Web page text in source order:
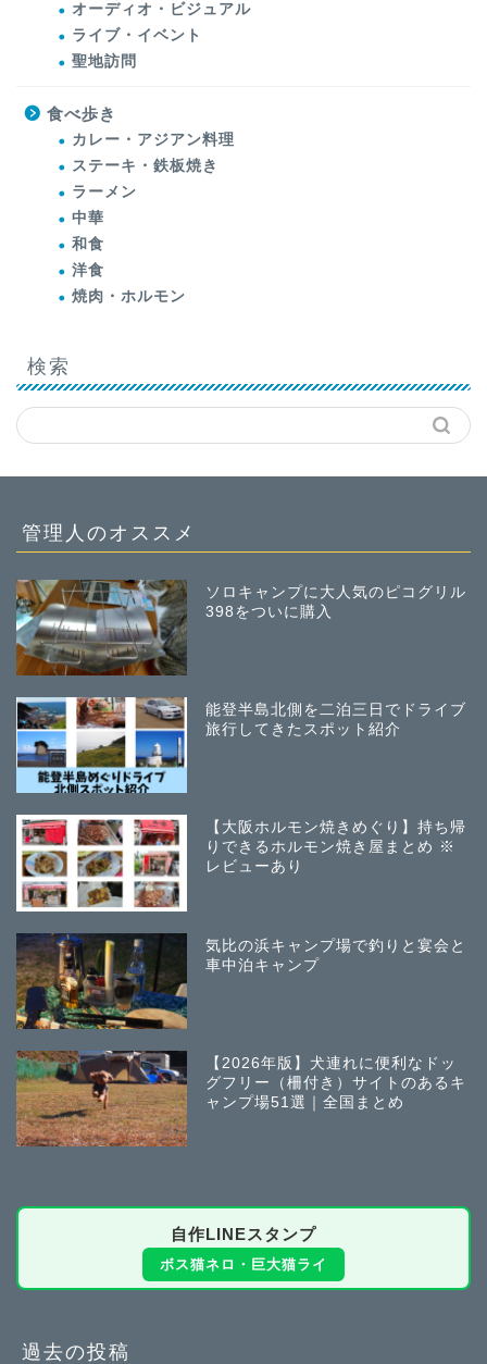
オーディオ・ビジュアル
ライブ・イベント
聖地訪問
食べ歩き
カレー・アジアン料理
ステーキ・鉄板焼き
ラーメン
中華
和食
洋食
焼肉・ホルモン
検索
管理人のオススメ
ソロキャンプに大人気のピコグリル
398をついに購入
能登半島北側を二泊三日でドライブ
旅行してきたスポット紹介
【大阪ホルモン焼きめぐり】持ち帰
りできるホルモン焼き屋まとめ ※
レビューあり
気比の浜キャンプ場で釣りと宴会と
車中泊キャンプ
【2026年版】犬連れに便利なドッ
グフリー（柵付き）サイトのあるキ
ャンプ場51選｜全国まとめ
自作LINEスタンプ
ボス猫ネロ・巨大猫ライ
過去の投稿